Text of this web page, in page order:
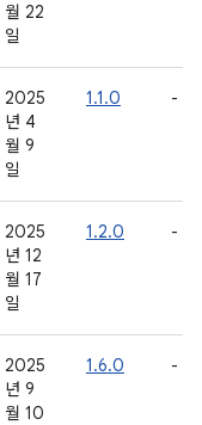
월 22
일
2025
년 4
월 9
일
1.1.0 -
2025
년 12
월 17
일
1.2.0 -
2025
년 9
월 10
1.6.0 -